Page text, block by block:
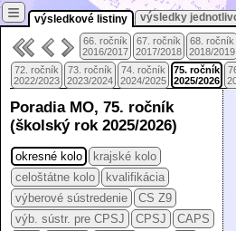
výsledkové listiny výsledky
≡
66. ročník
2016/2017
67. ročník
2017/2018
68. ročník
2018/2019
72. ročník
2022/2023
73. ročník
2023/2024
74. ročník
2024/2025
75. ročník
2025/2026
Poradia MO, 75. ročník
(školský rok 2025/2026)
okresné kolo
krajské kolo
celoštátne kolo
kvalifikácia
výberové sústredenie
CS Z9
výb. sústr. pre CPSJ
CPSJ
CAPS